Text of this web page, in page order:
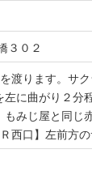
３０２
渡ります。サ
に曲がり２分
みじ屋と同じ
西口】左前方